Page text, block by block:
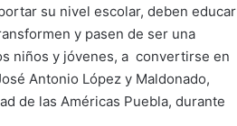
su nivel escolar, deben educar
y pasen de ser una
niños y jóvenes, a convertirse en
Antonio López y Maldonado,
de las Américas Puebla, durante